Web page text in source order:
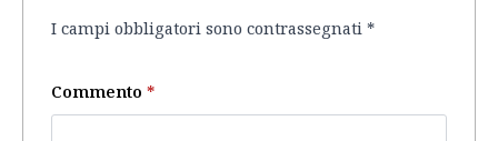
I campi obbligatori sono contrassegnati *
Commento *